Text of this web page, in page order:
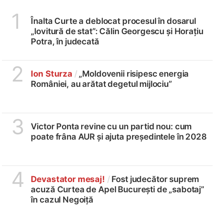
1
Înalta Curte a deblocat procesul în dosarul
„lovitură de stat”: Călin Georgescu și Horațiu
Potra, în judecată
2 Ion Sturza /„Moldovenii risipesc energia
României, au arătat degetul mijlociu”
3
Victor Ponta revine cu un partid nou: cum
poate frâna AUR și ajuta președintele în 2028
4 Devastator mesaj! / Fost judecător suprem
acuză Curtea de Apel București de „sabotaj”
în cazul Negoiță